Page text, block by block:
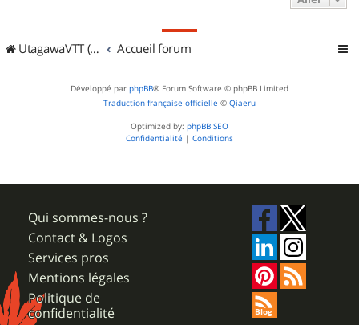
UtagawaVTT (Randos VTT et VTTAE avec traces GPS) Accueil forum
Développé par phpBB® Forum Software © phpBB Limited
Traduction française officielle © Qiaeru
Optimized by: phpBB SEO
Confidentialité | Conditions
Qui sommes-nous ?
Contact & Logos
Services pros
Mentions légales
Politique de
confidentialité